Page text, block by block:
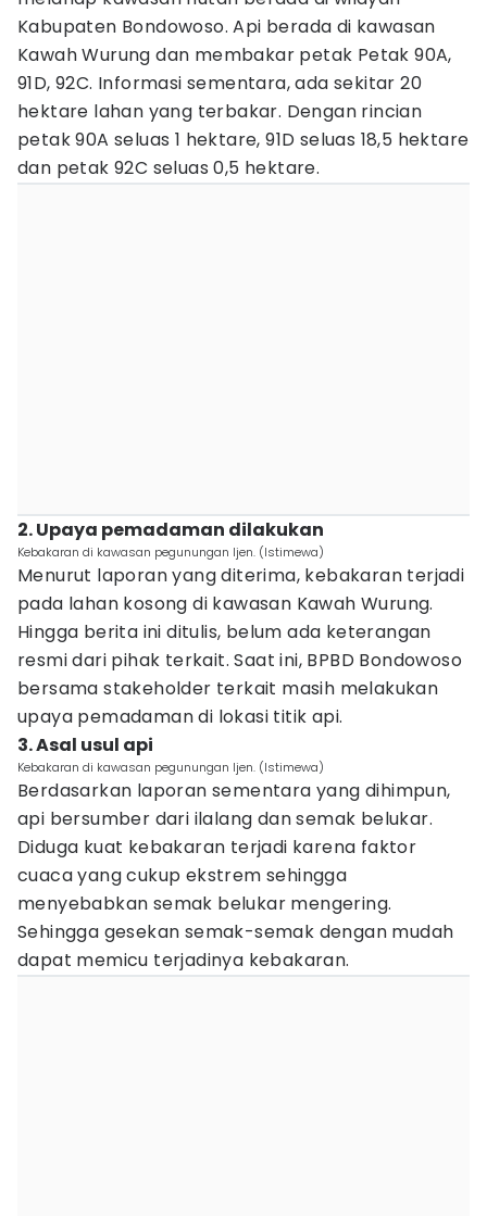
Kabupaten Bondowoso. Api berada di kawasan
Kawah Wurung dan membakar petak Petak 90A,
91D, 92C. Informasi sementara, ada sekitar 20
hektare lahan yang terbakar. Dengan rincian
petak 90A seluas 1 hektare, 91D seluas 18,5 hektare
dan petak 92C seluas 0,5 hektare.
2. Upaya pemadaman dilakukan
Kebakaran di kawasan pegunungan Ijen. (Istimewa)
Menurut laporan yang diterima, kebakaran terjadi
pada lahan kosong di kawasan Kawah Wurung.
Hingga berita ini ditulis, belum ada keterangan
resmi dari pihak terkait. Saat ini, BPBD Bondowoso
bersama stakeholder terkait masih melakukan
upaya pemadaman di lokasi titik api.
3. Asal usul api
Kebakaran di kawasan pegunungan Ijen. (Istimewa)
Berdasarkan laporan sementara yang dihimpun,
api bersumber dari ilalang dan semak belukar.
Diduga kuat kebakaran terjadi karena faktor
cuaca yang cukup ekstrem sehingga
menyebabkan semak belukar mengering.
Sehingga gesekan semak-semak dengan mudah
dapat memicu terjadinya kebakaran.